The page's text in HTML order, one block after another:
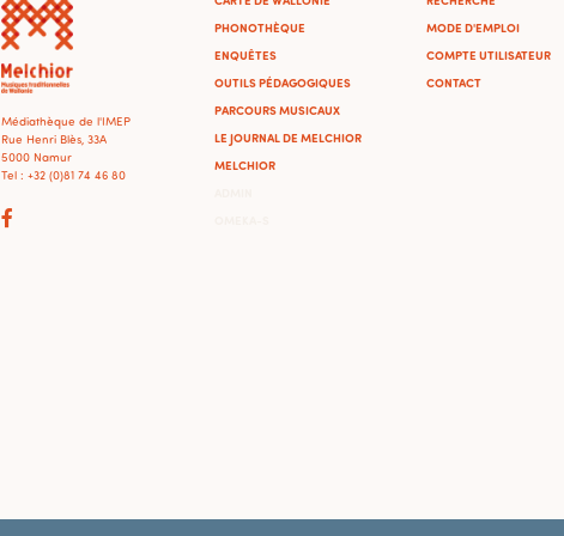
Médiathèque de l'IMEP
Rue Henri Blès, 33A
5000 Namur
Tel : +32 (0)81 74 46 80
PHONOTHÈQUE
ENQUÊTES
OUTILS PÉDAGOGIQUES
PARCOURS MUSICAUX
LE JOURNAL DE MELCHIOR
MELCHIOR
MODE D'EMPLOI
COMPTE UTILISATEUR
CONTACT